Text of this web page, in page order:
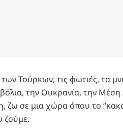
Τούρκων, τις φωτιές, τα
την Ουκρανία, την
ζω σε μια χώρα όπου το
ζούμε.